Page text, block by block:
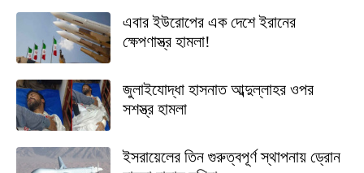
এবার ইউরোপের এক দেশে ইরানের
ক্ষেপণাস্ত্র হামলা!
জুলাইযোদ্ধা হাসনাত আব্দুল্লাহর ওপর
সশস্ত্র হামলা
ইসরায়েলের তিন গুরুত্বপূর্ণ স্থাপনায় ড্রোন